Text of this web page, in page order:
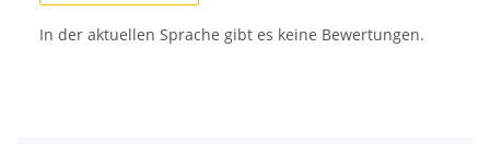
In der aktuellen Sprache gibt es keine Bewertungen.